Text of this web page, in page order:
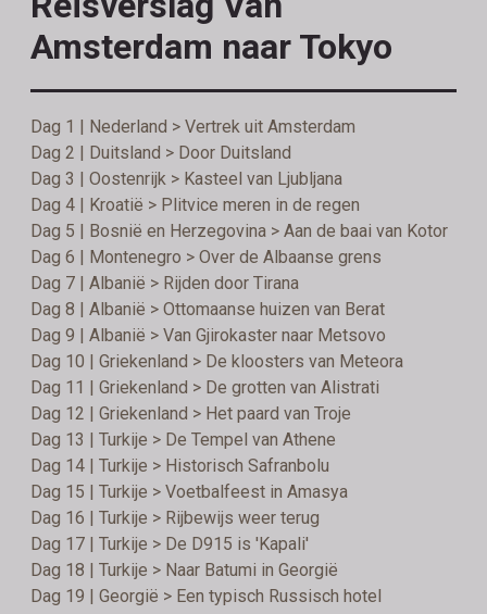
Amsterdam naar Tokyo
Dag 1 | Nederland > Vertrek uit Amsterdam
Dag 2 | Duitsland > Door Duitsland
Dag 3 | Oostenrijk > Kasteel van Ljubljana
Dag 4 | Kroatië > Plitvice meren in de regen
Dag 5 | Bosnië en Herzegovina > Aan de baai van Kotor
Dag 6 | Montenegro > Over de Albaanse grens
Dag 7 | Albanië > Rijden door Tirana
Dag 8 | Albanië > Ottomaanse huizen van Berat
Dag 9 | Albanië > Van Gjirokaster naar Metsovo
Dag 10 | Griekenland > De kloosters van Meteora
Dag 11 | Griekenland > De grotten van Alistrati
Dag 12 | Griekenland > Het paard van Troje
Dag 13 | Turkije > De Tempel van Athene
Dag 14 | Turkije > Historisch Safranbolu
Dag 15 | Turkije > Voetbalfeest in Amasya
Dag 16 | Turkije > Rijbewijs weer terug
Dag 17 | Turkije > De D915 is 'Kapali'
Dag 18 | Turkije > Naar Batumi in Georgië
Dag 19 | Georgië > Een typisch Russisch hotel